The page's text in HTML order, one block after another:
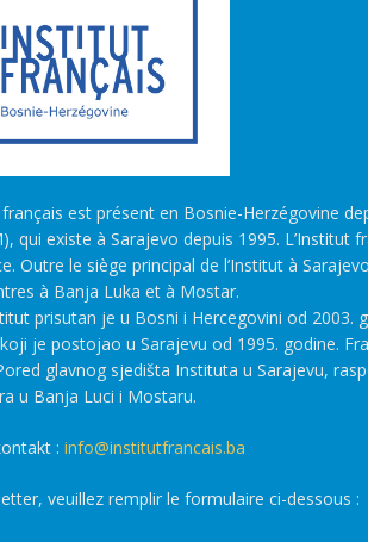
est présent en Bosnie-Herzégovine
qui existe à Sarajevo depuis 1995. L’Institut
Outre le siège principal de l’Institut à
à Banja Luka et à Mostar.
prisutan je u Bosni i Hercegovini od 2003.
je postojao u Sarajevu od 1995. godine.
glavnog sjedišta Instituta u Sarajevu,
u Banja Luci i Mostaru.
: info@institutfrancais.ba
veuillez remplir le formulaire ci-dessous :